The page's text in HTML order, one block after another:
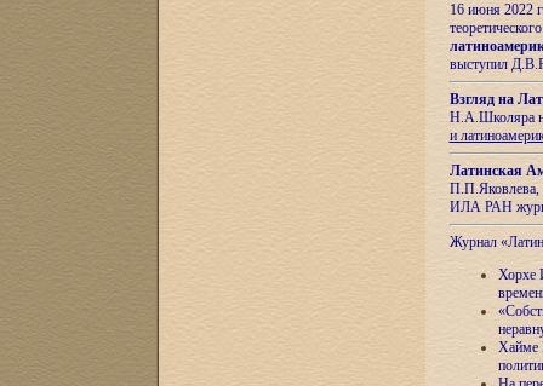
16 июня 2022
выступил
Взгляд на
Н.А.Школяра
и
Латинская
П.П.Яковлева,
ИЛА РАН
Журнал
Хорхе
Хайме